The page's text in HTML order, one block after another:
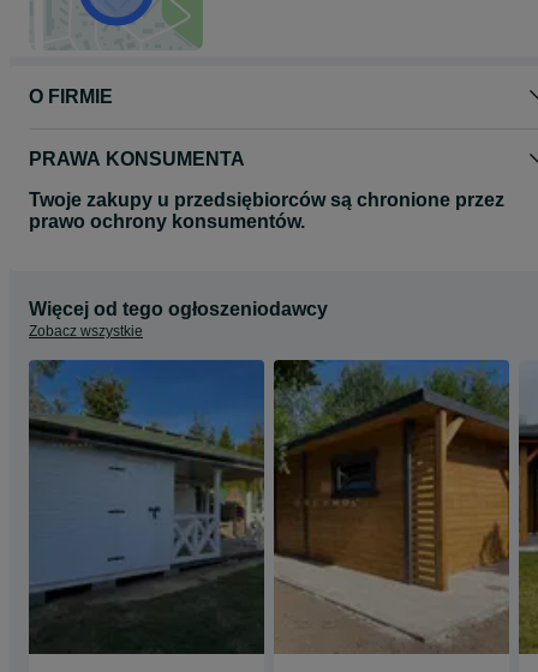
O FIRMIE
PRAWA KONSUMENTA
Twoje zakupy u przedsiębiorców są chronione przez
prawo ochrony konsumentów.
Więcej od tego ogłoszeniodawcy
Zobacz wszystkie